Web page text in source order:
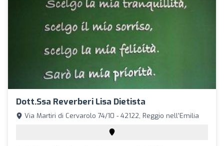
Dott.ssa Reverberi Lisa Dietista
Via Martiri di Cervarolo 74/10 - 42122, Reggio nell'Emilia